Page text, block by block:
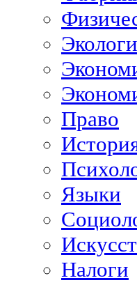
Право
Языки
Налоги